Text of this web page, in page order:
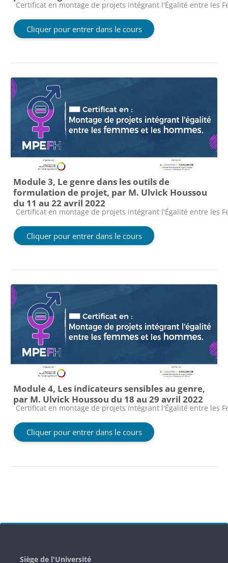
Catégorie de cours
Certificat en montage de projets intégrant l'Égalité entre les
Cliquer pour entrer dans le cours
Module 3, Le genre dans les outils de
formulation de projet, par M. Ulvick Houssou
du 11 au 22 avril 2022
Catégorie de cours
Certificat en montage de projets intégrant l'Égalité entre les
Cliquer pour entrer dans le cours
Module 4, Les indicateurs sensibles au genre,
par M. Ulvick Houssou du 18 au 29 avril 2022
Catégorie de cours
Certificat en montage de projets intégrant l'Égalité entre les
Cliquer pour entrer dans le cours
Siège de l'Université